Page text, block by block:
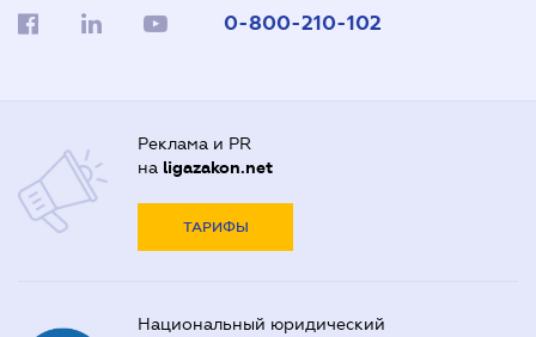
0-800-210-102
Реклама и PR
на ligazakon.net
ТАРИФЫ
Национальный юридический